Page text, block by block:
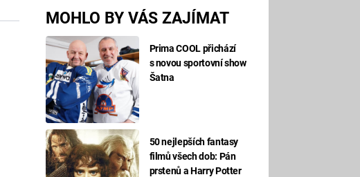
MOHLO BY VÁS ZAJÍMAT
Prima COOL přichází
s novou sportovní show
Šatna
50 nejlepších fantasy
filmů všech dob: Pán
prstenů a Harry Potter